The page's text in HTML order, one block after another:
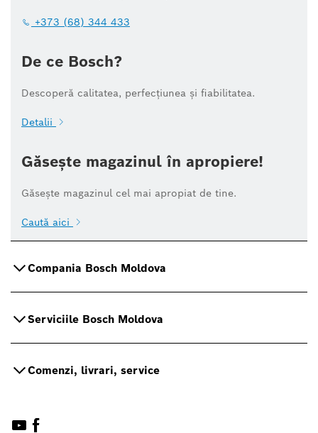
+373 (68) 344 433
De ce Bosch?
Descoperă calitatea, perfecțiunea și fiabilitatea.
Detalii
Găsește magazinul în apropiere!
Găsește magazinul cel mai apropiat de tine.
Caută aici
Compania Bosch Moldova
Serviciile Bosch Moldova
Comenzi, livrari, service